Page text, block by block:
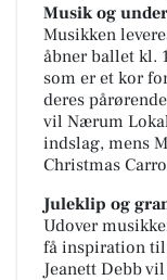
Musik og
Musikken
åbner ballet kl.
som er et kor
deres
vil Nærum
indslag, mens
Christmas
Juleklip og
Udover
få inspiration til
Jeanett Debb